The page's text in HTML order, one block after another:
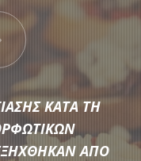
ΚΑΤΑ ΤΗ
ΑΠΟ